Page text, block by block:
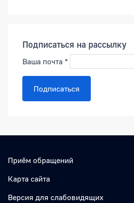
Подписаться на рассылку
Ваша почта *
Подписаться
Приём обращений
Карта сайта
Версия для слабовидящих